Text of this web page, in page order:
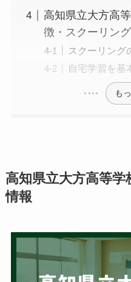
高知県立大方高
徴・スクーリン
スクーリング
自宅学習を基
も
高知県立大方高等
情報